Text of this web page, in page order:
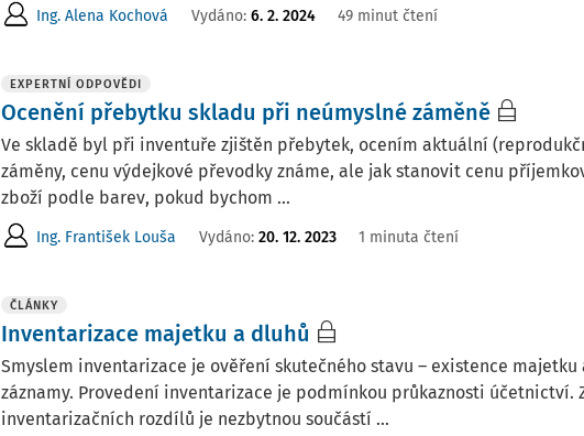
Ing. Alena Kochová Vydáno: 6. 2. 2024 49 minut čtení
EXPERTNÍ ODPOVĚDI
Ocenění přebytku skladu při neúmyslné záměně
Ve skladě byl při inventuře zjištěn přebytek, ocením aktuální
záměny, cenu výdejkové převodky známe, ale jak stanovit cenu
zboží podle barev, pokud bychom ...
Ing. František Louša Vydáno: 20. 12. 2023 1 minuta čtení
ČLÁNKY
Inventarizace majetku a dluhů
Smyslem inventarizace je ověření skutečného stavu – existence
záznamy. Provedení inventarizace je podmínkou průkaznosti
inventarizačních rozdílů je nezbytnou součástí ...